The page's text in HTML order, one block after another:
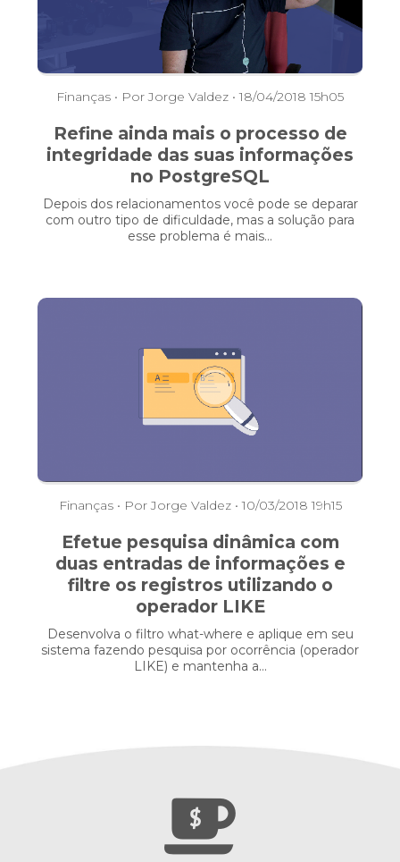
Finanças • Por Jorge Valdez • 18/04/2018 15h05
Refine ainda mais o processo de
integridade das suas informações
no PostgreSQL
Depois dos relacionamentos você pode se deparar
com outro tipo de dificuldade, mas a solução para
esse problema é mais...
Finanças• Por Jorge Valdez • 10/03/2018 19h15
Efetue pesquisa dinâmica com
duas entradas de informações e
filtre os registros utilizando o
operador LIKE
Desenvolva o filtro what-where e aplique em seu
sistema fazendo pesquisa por ocorrência (operador
LIKE) e mantenha a...